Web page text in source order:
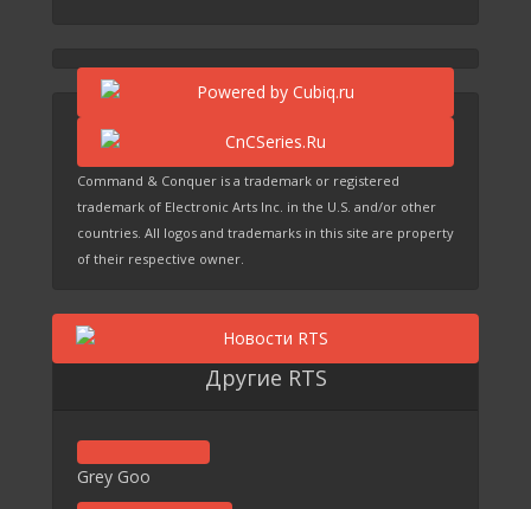
Command & Conquer is a trademark or registered
trademark of Electronic Arts Inc. in the U.S. and/or other
countries. All logos and trademarks in this site are property
of their respective owner.
Другие RTS
Grey Goo